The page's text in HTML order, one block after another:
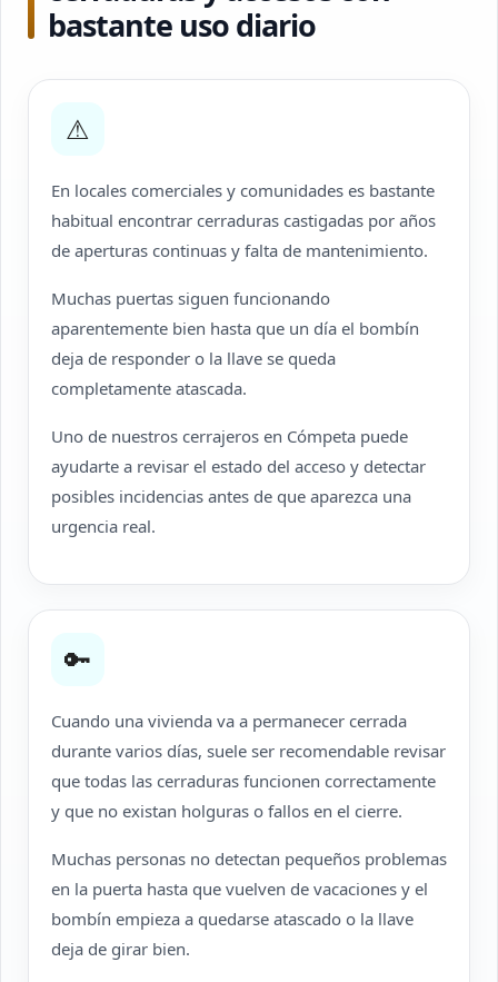
bastante uso diario
⚠
En locales comerciales y comunidades es bastante
habitual encontrar cerraduras castigadas por años
de aperturas continuas y falta de mantenimiento.
Muchas puertas siguen funcionando
aparentemente bien hasta que un día el bombín
deja de responder o la llave se queda
completamente atascada.
Uno de nuestros cerrajeros en Cómpeta puede
ayudarte a revisar el estado del acceso y detectar
posibles incidencias antes de que aparezca una
urgencia real.
🔑
Cuando una vivienda va a permanecer cerrada
durante varios días, suele ser recomendable revisar
que todas las cerraduras funcionen correctamente
y que no existan holguras o fallos en el cierre.
Muchas personas no detectan pequeños problemas
en la puerta hasta que vuelven de vacaciones y el
bombín empieza a quedarse atascado o la llave
deja de girar bien.